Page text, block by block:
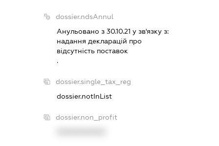
dossier.ndsAnnul
Анульовано з 30.10.21 у зв'язку з:
надання декларацiй про
вiдсутнiсть поставок
.
dossier.single_tax_reg
dossier.notInList
dossier.non_profit